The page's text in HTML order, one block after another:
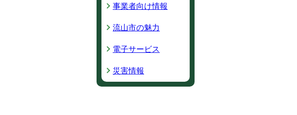
事業者向け情報
流山市の魅力
電子サービス
災害情報